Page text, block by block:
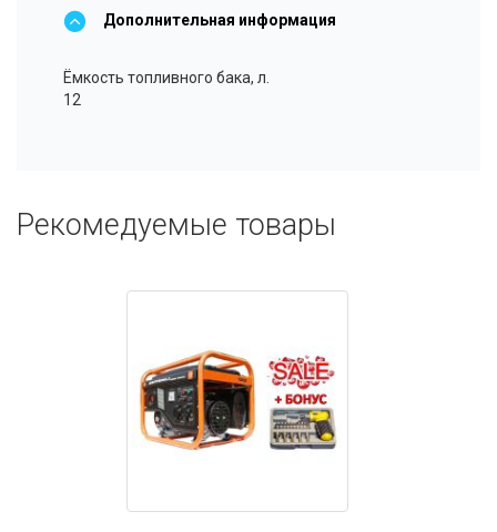
Дополнительная информация
Ёмкость топливного бака, л.
12
Рекомедуемые товары